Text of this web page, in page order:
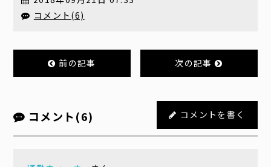
コメント(6)
前の記事 次の記事
コメント(6) コメントを書く